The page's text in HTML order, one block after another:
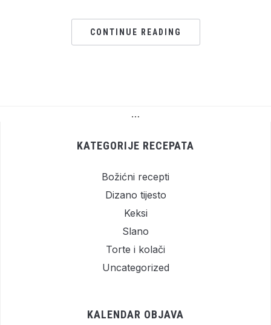
CONTINUE READING
…
KATEGORIJE RECEPATA
Božićni recepti
Dizano tijesto
Keksi
Slano
Torte i kolači
Uncategorized
KALENDAR OBJAVA